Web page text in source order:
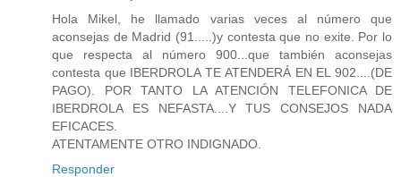
Hola Mikel, he llamado varias veces al número que
aconsejas de Madrid (91.....)y contesta que no exite. Por lo
que respecta al número 900...que también aconsejas
contesta que IBERDROLA TE ATENDERÁ EN EL 902....(DE
PAGO). POR TANTO LA ATENCIÓN TELEFONICA DE
IBERDROLA ES NEFASTA....Y TUS CONSEJOS NADA
EFICACES.
ATENTAMENTE OTRO INDIGNADO.
Responder